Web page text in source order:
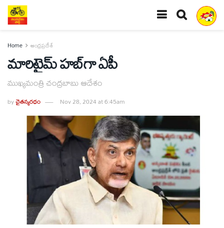
Home ఆంధ్రప్రదేశ్
మారిటైమ్‌ హబ్‌గా ఏపీ
ముఖ్యమంత్రి చంద్రబాబు ఆదేశం
byచైతన్యరధం Nov 28, 2024 at 6:45am